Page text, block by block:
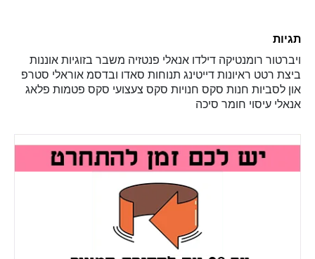
תגיות
ויברטור רומנטיקה דילדו אנאלי פנטזיה משבר בזוגיות אוננות
ביצת רטט ראיונות דייטינג תנוחות סאדו ובדסמ אוראלי סטרפ
און לסביות חנות סקס חנויות סקס צעצועי סקס פטמות פלאג
אנאלי עיסוי חומר סיכה